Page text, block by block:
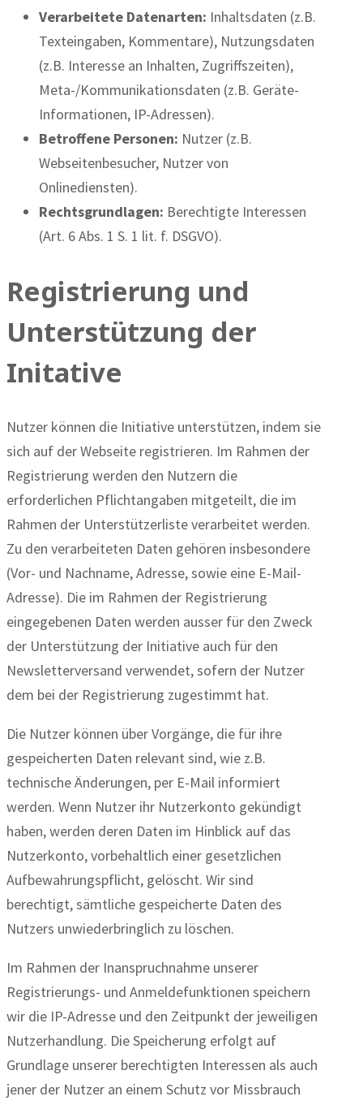
Verarbeitete Datenarten: Inhaltsdaten (z.B.
Texteingaben, Kommentare), Nutzungsdaten
(z.B. Interesse an Inhalten, Zugriffszeiten),
Meta-/Kommunikationsdaten (z.B. Geräte-
Informationen, IP-Adressen).
Betroffene Personen: Nutzer (z.B.
Webseitenbesucher, Nutzer von
Onlinediensten).
Rechtsgrundlagen: Berechtigte Interessen
(Art. 6 Abs. 1 S. 1 lit. f. DSGVO).
Registrierung und
Unterstützung der
Initative
Nutzer können die Initiative unterstützen, indem sie
sich auf der Webseite registrieren. Im Rahmen der
Registrierung werden den Nutzern die
erforderlichen Pflichtangaben mitgeteilt, die im
Rahmen der Unterstützerliste verarbeitet werden.
Zu den verarbeiteten Daten gehören insbesondere
(Vor- und Nachname, Adresse, sowie eine E-Mail-
Adresse). Die im Rahmen der Registrierung
eingegebenen Daten werden ausser für den Zweck
der Unterstützung der Initiative auch für den
Newsletterversand verwendet, sofern der Nutzer
dem bei der Registrierung zugestimmt hat.
Die Nutzer können über Vorgänge, die für ihre
gespeicherten Daten relevant sind, wie z.B.
technische Änderungen, per E-Mail informiert
werden. Wenn Nutzer ihr Nutzerkonto gekündigt
haben, werden deren Daten im Hinblick auf das
Nutzerkonto, vorbehaltlich einer gesetzlichen
Aufbewahrungspflicht, gelöscht. Wir sind
berechtigt, sämtliche gespeicherte Daten des
Nutzers unwiederbringlich zu löschen.
Im Rahmen der Inanspruchnahme unserer
Registrierungs- und Anmeldefunktionen speichern
wir die IP-Adresse und den Zeitpunkt der jeweiligen
Nutzerhandlung. Die Speicherung erfolgt auf
Grundlage unserer berechtigten Interessen als auch
jener der Nutzer an einem Schutz vor Missbrauch